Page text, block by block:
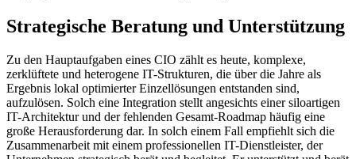
Strategische Beratung und Unterstützung
Zu den Hauptaufgaben eines CIO zählt es heute, komplexe,
zerklüftete und heterogene IT-Strukturen, die über die Jahre als
Ergebnis lokal optimierter Einzellösungen entstanden sind,
aufzulösen. Solch eine Integration stellt angesichts einer siloartigen
IT-Architektur und der fehlenden Gesamt-Roadmap häufig eine
große Herausforderung dar. In solch einem Fall empfiehlt sich die
Zusammenarbeit mit einem professionellen IT-Dienstleister, der